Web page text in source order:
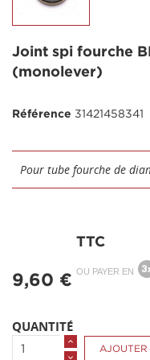
Joint spi fourche
(monolever)
Référence 31421458341
Pour tube fourche de
9,60 €
TTC
OU PAYER EN
QUANTITÉ
AJOUTER